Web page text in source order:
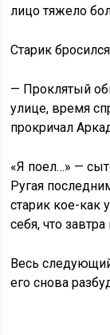
лицо тяжело
Старик
— Проклятый
улице, время
прокричал
«Я поел…» —
Ругая
старик кое-как
себя, что
Весь
его снова